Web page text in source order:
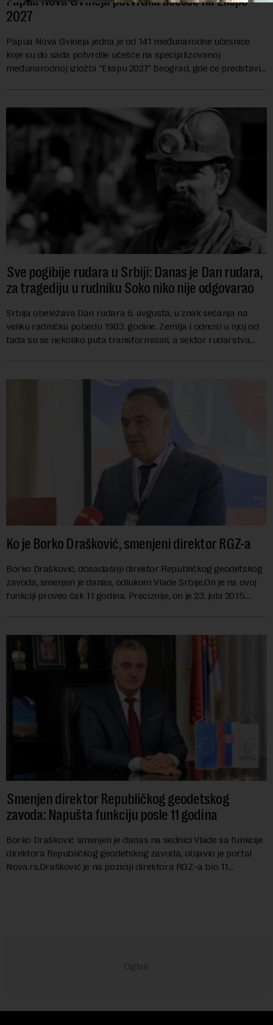
2027
Papua Nova Gvineja jedna je od 141 međunarodne učesnice
koje su do sada potvrdile učešće na specijalizovanoj
međunarodnoj izložbi "Ekspu 2027" Beograd, gde će predstaviti
Sve pogibije rudara u Srbiji: Danas je Dan rudara,
za tragediju u rudniku Soko niko nije odgovarao
Srbija obeležava Dan rudara 6. avgusta, u znak sećanja na
veliku radničku pobedu 1903. godine. Zemlja i odnosi u njoj od
tada su se nekoliko puta transformisali, a sektor rudarstva
Ko je Borko Drašković, smenjeni direktor RGZ-a
Borko Drašković, dosadašnji direktor Republičkog geodetskog
zavoda, smenjen je danas, odlukom Vlade Srbije.On je na ovoj
funkciji proveo čak 11 godina. Preciznije, on je 23. jula 2015.
Smenjen direktor Republičkog geodetskog
zavoda: Napušta funkciju posle 11 godina
Borko Drašković smenjen je danas na sednici Vlade sa funkcije
direktora Republičkog geodetskog zavoda, objavio je portal
Nova.rs.Drašković je na poziciji direktora RGZ-a bio 11